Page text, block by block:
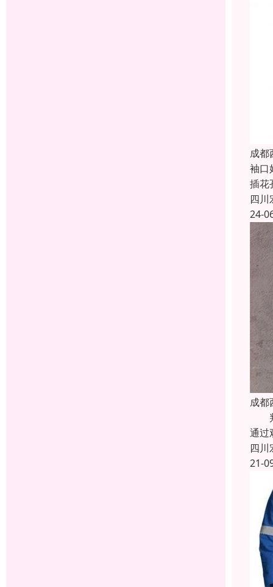
成都
袖口
插花
四川
24-
成都
判
通过
四川
21-